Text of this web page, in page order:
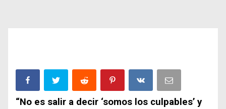
“No es salir a decir ‘somos los culpables’ y